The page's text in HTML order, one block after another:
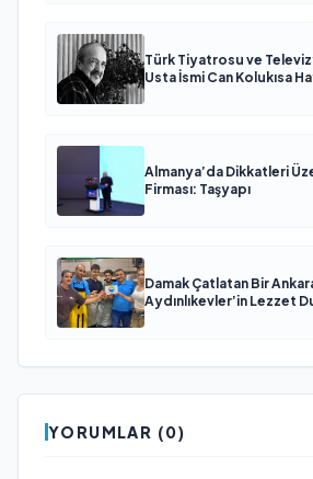
Türk Tiyatrosu ve
Usta İsmi Can Kolukısa
Almanya’da Dikkatleri
Firması: Taşyapı
Damak Çatlatan Bir
Aydınlıkevler’in Lezzet
YORUMLAR (0)